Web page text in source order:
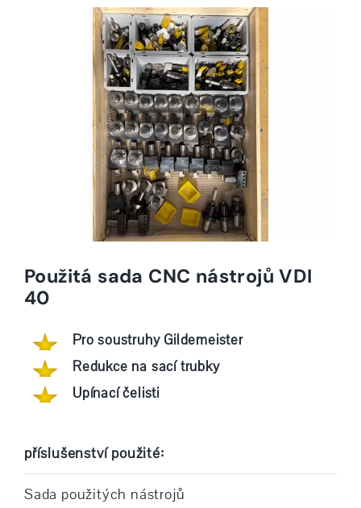
Použitá sada CNC nástrojů VDI
40
Pro soustruhy Gildemeister
Redukce na sací trubky
Upínací čelisti
příslušenství použité:
Sada použitých nástrojů